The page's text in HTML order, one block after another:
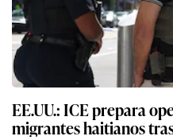
EE.UU.: ICE prepara
migrantes haitianos